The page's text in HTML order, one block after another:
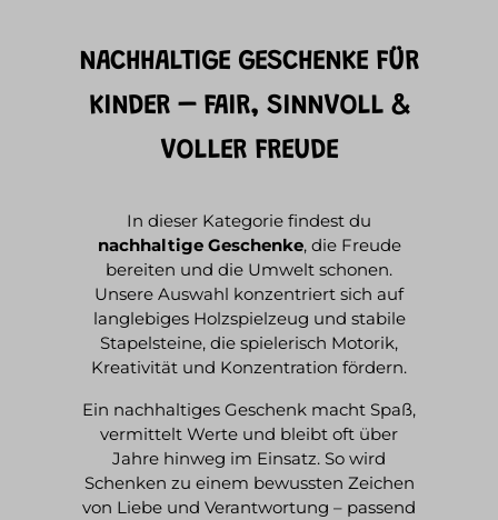
NACHHALTIGE GESCHENKE FÜR
KINDER – FAIR, SINNVOLL &
VOLLER FREUDE
In dieser Kategorie findest du
nachhaltige Geschenke, die Freude
bereiten und die Umwelt schonen.
Unsere Auswahl konzentriert sich auf
langlebiges Holzspielzeug und stabile
Stapelsteine, die spielerisch Motorik,
Kreativität und Konzentration fördern.
Ein nachhaltiges Geschenk macht Spaß,
vermittelt Werte und bleibt oft über
Jahre hinweg im Einsatz. So wird
Schenken zu einem bewussten Zeichen
von Liebe und Verantwortung – passend